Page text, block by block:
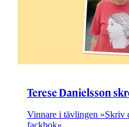
Terese ­Danielsson
Vinnare i tävlingen »Skriv